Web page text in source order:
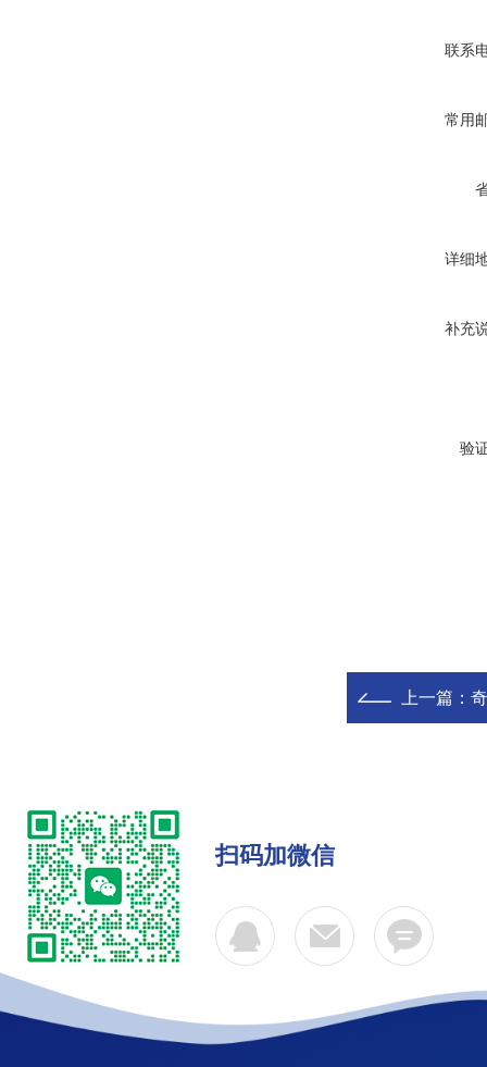
联系
常用
详细
补充
验
上一篇：
扫码加微信